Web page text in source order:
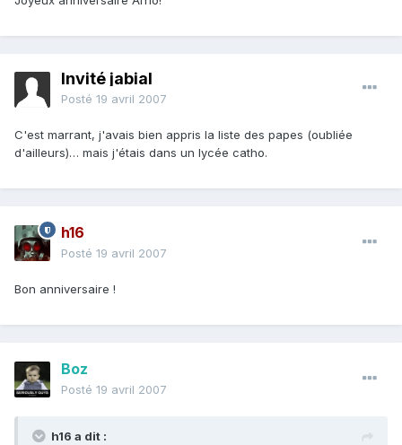
Invité jabial
Posté 19 avril 2007
C'est marrant, j'avais bien appris la liste des papes (oubliée
d'ailleurs)… mais j'étais dans un lycée catho.
h16
Posté 19 avril 2007
Bon anniversaire !
Boz
Posté 19 avril 2007
h16 a dit :